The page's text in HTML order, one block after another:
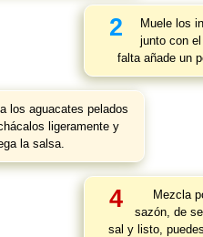
2
Muele los
junto con
falta añade un
los aguacates pelados
ligeramente y
la salsa.
4
Mezcla
sazón, de
sal y listo,